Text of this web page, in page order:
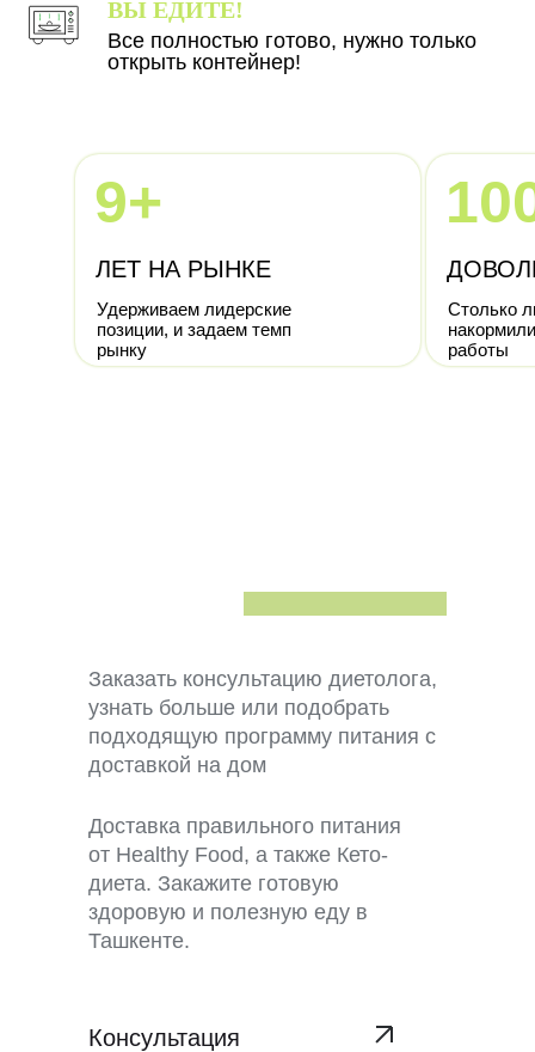
ВЫ ЕДИТЕ!
Все полностью готово, нужно только
открыть контейнер!
9+
ЛЕТ НА РЫНКЕ
Удерживаем лидерские
позиции, и задаем темп
рынку
Столько
работы
Заказать консультацию диетолога,
узнать больше или подобрать
подходящую программу питания с
доставкой на дом
Доставка правильного питания
от Healthy Food, а также Кето-
диета. Закажите готовую
здоровую и полезную еду в
Ташкенте.
Консультация